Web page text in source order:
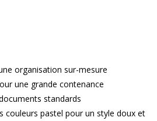
organisation sur-mesure
une grande contenance
standards
couleurs pastel pour un style doux et